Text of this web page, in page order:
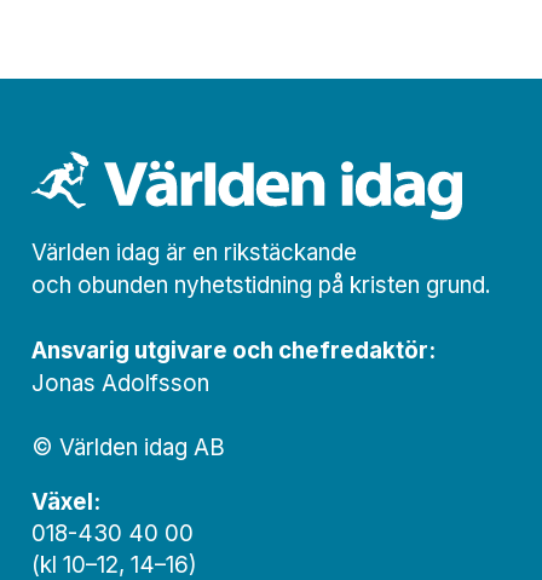
Världen idag är en rikstäckande
och obunden nyhets­­­tidning på kristen grund.
Ansvarig utgivare och chef­redaktör:
Jonas Adolfsson
© Världen idag AB
Växel:
018-430 40 00
(kl 10–12, 14–16)